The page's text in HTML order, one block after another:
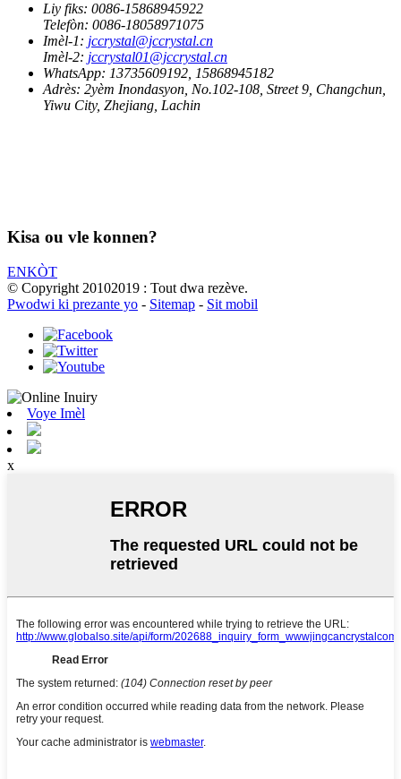
Liy fiks: 0086-15868945922
Telefòn: 0086-18058971075
Imèl-1: jccrystal@jccrystal.cn
Imèl-2: jccrystal01@jccrystal.cn
WhatsApp: 13735609192, 15868945182
Adrès: 2yèm Inondasyon, No.102-108, Street 9, Changchun,
Yiwu City, Zhejiang, Lachin
Kisa ou vle konnen?
ENKÒT
© Copyright 20102019 : Tout dwa rezève.
Pwodwi ki prezante yo - Sitemap - Sit mobil
Voye Imèl
x